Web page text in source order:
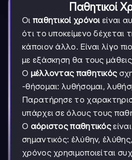
Παθητικοί
Οι παθητικοί χρόνοι είναι
ότι το υποκείμενο δέχεται
κάποιον άλλο. Είναι λίγο
με εξάσκηση θα τους
Ο μέλλοντας παθητικός
-θήσομαι: λυθήσομαι,
Παρατήρησε το
υπάρχει σε όλους τους
Ο αόριστος παθητικός
σημαντικός: ἐλύθην,
χρόνος χρησιμοποιείται